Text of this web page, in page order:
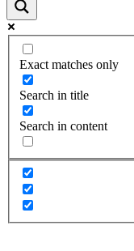
Exact matches only
Search in title
Search in content